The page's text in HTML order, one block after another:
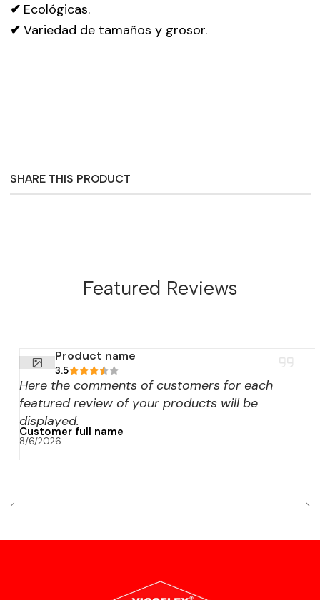
✔ Ecológicas.
✔ Variedad de tamaños y grosor.
SHARE THIS PRODUCT
Featured Reviews
Product name
3.5
Here the comments of customers for each
featured review of your products will be
displayed.
Customer full name
8/6/2026